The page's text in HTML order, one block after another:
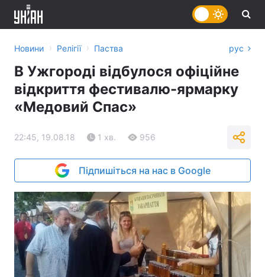
Новини › Релігії › Паства рус
В Ужгороді відбулося офіційне
відкриття фестивалю-ярмарку
«Медовий Спас»
22:45, 19.08.18 1 хв. 956
Підпишіться на нас в Google